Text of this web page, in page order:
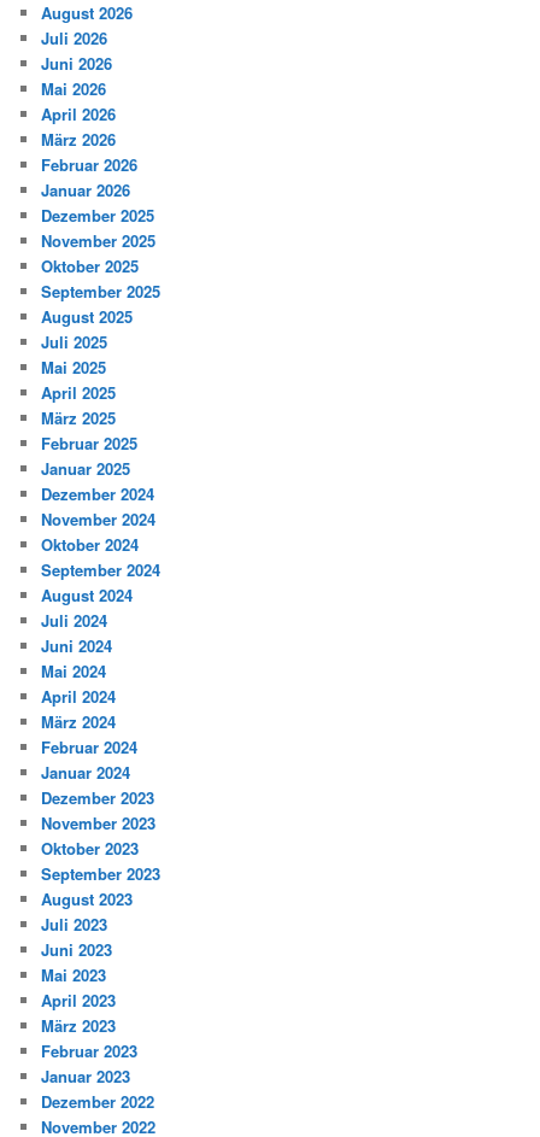
August 2026
Juli 2026
Juni 2026
Mai 2026
April 2026
März 2026
Februar 2026
Januar 2026
Dezember 2025
November 2025
Oktober 2025
September 2025
August 2025
Juli 2025
Mai 2025
April 2025
März 2025
Februar 2025
Januar 2025
Dezember 2024
November 2024
Oktober 2024
September 2024
August 2024
Juli 2024
Juni 2024
Mai 2024
April 2024
März 2024
Februar 2024
Januar 2024
Dezember 2023
November 2023
Oktober 2023
September 2023
August 2023
Juli 2023
Juni 2023
Mai 2023
April 2023
März 2023
Februar 2023
Januar 2023
Dezember 2022
November 2022